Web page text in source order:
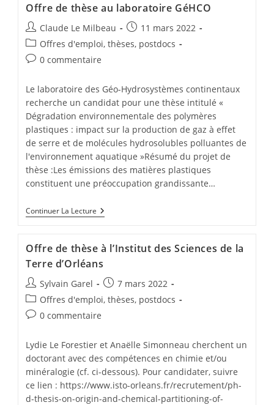
Offre de thèse au laboratoire GéHCO
Claude Le Milbeau
11 mars 2022
Offres d'emploi, thèses, postdocs
0 commentaire
Le laboratoire des Géo-Hydrosystèmes continentaux
recherche un candidat pour une thèse intitulé «
Dégradation environnementale des polymères
plastiques : impact sur la production de gaz à effet
de serre et de molécules hydrosolubles polluantes de
l'environnement aquatique »Résumé du projet de
thèse :Les émissions des matières plastiques
constituent une préoccupation grandissante…
Continuer La Lecture
Offre de thèse à l’Institut des Sciences de la
Terre d’Orléans
Sylvain Garel
7 mars 2022
Offres d'emploi, thèses, postdocs
0 commentaire
Lydie Le Forestier et Anaëlle Simonneau cherchent un
doctorant avec des compétences en chimie et/ou
minéralogie (cf. ci-dessous). Pour candidater, suivre
ce lien : https://www.isto-orleans.fr/recrutement/ph-
d-thesis-on-origin-and-chemical-partitioning-of-